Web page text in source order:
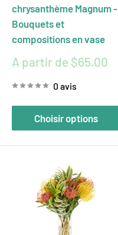
chrysanthème Magnum -
Bouquets et
compositions en vase
Prix
réduit
A partir de $65.00
0 avis
Choisir options